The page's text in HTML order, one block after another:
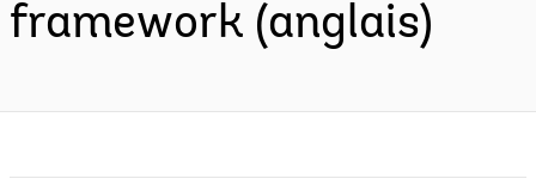
framework (anglais)